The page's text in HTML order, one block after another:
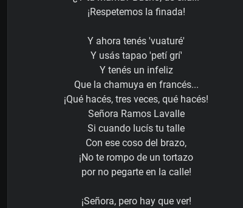
¡Respetemos la finada!
Y ahora tenés 'vuaturé'
Y usás tapao 'petí grí'
Y tenés un infeliz
Que la chamuya en francés...
¡Qué hacés, tres veces, qué hacés!
Señora Ramos Lavalle
Si cuando lucís tu talle
Con ese coso del brazo,
¡No te rompo de un tortazo
por no pegarte en la calle!
¡Señora, pero hay que ver!